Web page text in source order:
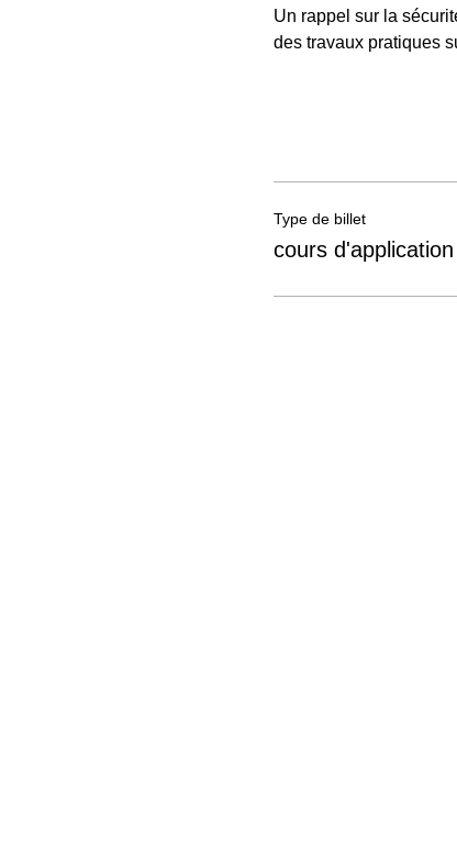
Un rappel sur la
des travaux pratiques
Type de billet
cours d'application